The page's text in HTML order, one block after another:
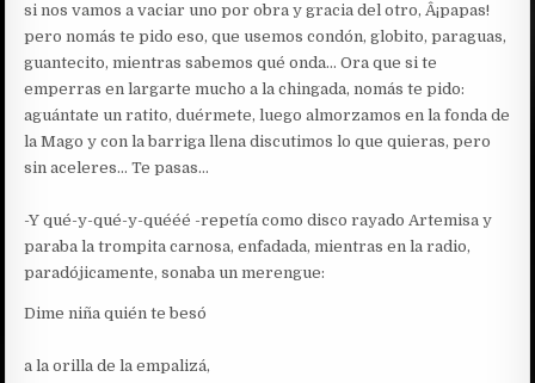
si nos vamos a vaciar uno por obra y gracia del otro, Â¡papas!
pero nomás te pido eso, que usemos condón, globito, paraguas,
guantecito, mientras sabemos qué onda… Ora que si te
emperras en largarte mucho a la chingada, nomás te pido:
aguántate un ratito, duérmete, luego almorzamos en la fonda de
la Mago y con la barriga llena discutimos lo que quieras, pero
sin aceleres… Te pasas…
-Y qué-y-qué-y-quééé -repetía como disco rayado Artemisa y
paraba la trompita carnosa, enfadada, mientras en la radio,
paradójicamente, sonaba un merengue:
Dime niña quién te besó
a la orilla de la empalizá,